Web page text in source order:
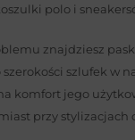
polo i
znajdziesz
szlufek w
komfort jego
przy